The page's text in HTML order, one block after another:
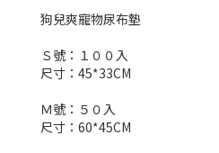
狗兒爽寵物尿布墊
Ｓ號：１００入
尺寸：45*33CM
Ｍ號：５０入
尺寸：60*45CM